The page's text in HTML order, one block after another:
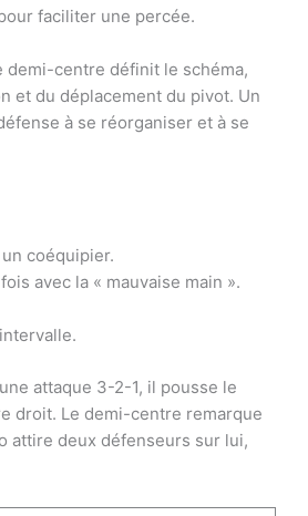
faciliter une percée.
centre définit le schéma,
et du déplacement du pivot. Un
à se réorganiser et à se
coéquipier.
avec la « mauvaise main ».
attaque 3-2-1, il pousse le
droit. Le demi-centre remarque
attire deux défenseurs sur lui,